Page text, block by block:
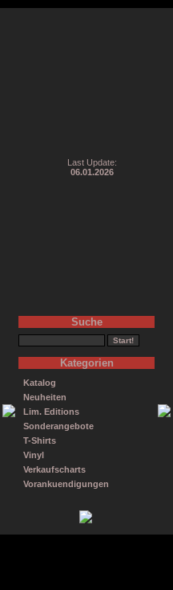
Last Update:
06.01.2026
Suche
Kategorien
Katalog
Neuheiten
Lim. Editions
Sonderangebote
T-Shirts
Vinyl
Verkaufscharts
Vorankuendigungen